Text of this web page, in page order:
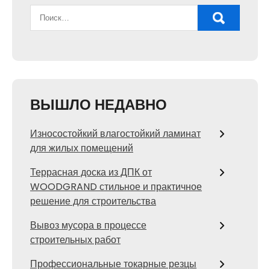
ВЫШЛО НЕДАВНО
Износостойкий влагостойкий ламинат
для жилых помещений
Террасная доска из ДПК от
WOODGRAND стильное и практичное
решение для строительства
Вывоз мусора в процессе
строительных работ
Профессиональные токарные резцы